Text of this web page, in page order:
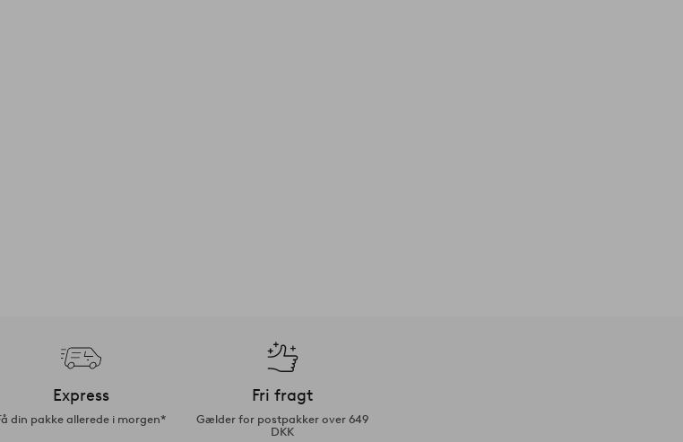
Express
din pakke allerede i morgen*
Fri fragt
Gælder for postpakker over 649
DKK